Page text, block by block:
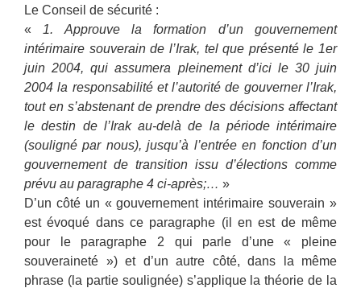
Le Conseil de sécurité :
« 1. Approuve la formation d’un gouvernement
intérimaire souverain de l’Irak, tel que présenté le 1er
juin 2004, qui assumera pleinement d’ici le 30 juin
2004 la responsabilité et l’autorité de gouverner l’Irak,
tout en s’abstenant de prendre des décisions affectant
le destin de l’Irak au-delà de la période intérimaire
(souligné par nous), jusqu’à l’entrée en fonction d’un
gouvernement de transition issu d’élections comme
prévu au paragraphe 4 ci-après;… »
D’un côté un « gouvernement intérimaire souverain »
est évoqué dans ce paragraphe (il en est de même
pour le paragraphe 2 qui parle d’une « pleine
souveraineté ») et d’un autre côté, dans la même
phrase (la partie soulignée) s’applique la théorie de la